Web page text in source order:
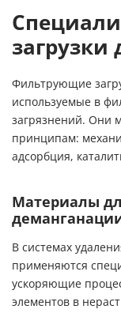
загрузки
Фильтрующие
используемые в
загрязнений. Они
принципам:
адсорбция,
Материалы
В системах
применяются
ускоряющие
элементов в